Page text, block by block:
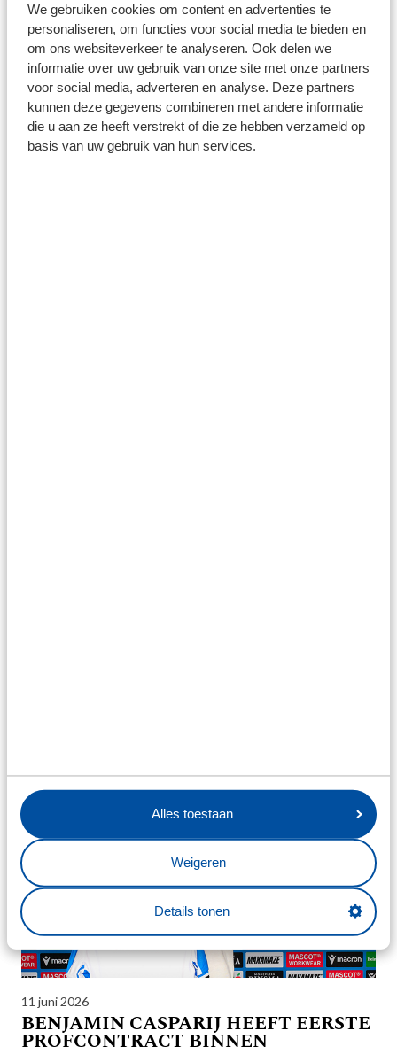
We gebruiken cookies om content en advertenties te
personaliseren, om functies voor social media te bieden en
om ons websiteverkeer te analyseren. Ook delen we
informatie over uw gebruik van onze site met onze partners
voor social media, adverteren en analyse. Deze partners
kunnen deze gegevens combineren met andere informatie
die u aan ze heeft verstrekt of die ze hebben verzameld op
basis van uw gebruik van hun services.
Alles toestaan
Weigeren
Details tonen
OEFENWEDSTRIJD TEGEN
WOLVERHAMPTON WANDERERS
GAAT NIET DOOR
11 juni 2026
BENJAMIN CASPARIJ HEEFT EERSTE
PROFCONTRACT BINNEN